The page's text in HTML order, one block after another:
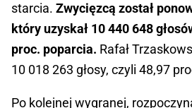
starcia. Zwycięzcą został
który uzyskał 10 440 648
proc. poparcia. Rafał
10 018 263 głosy, czyli 48,97
Po kolejnej wygranej,